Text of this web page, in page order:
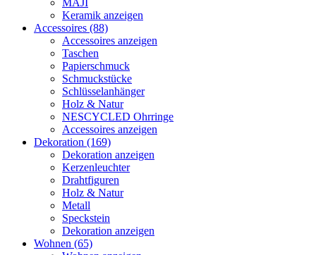
MAJI
Keramik anzeigen
Accessoires (88)
Accessoires anzeigen
Taschen
Papierschmuck
Schmuckstücke
Schlüsselanhänger
Holz & Natur
NESCYCLED Ohrringe
Accessoires anzeigen
Dekoration (169)
Dekoration anzeigen
Kerzenleuchter
Drahtfiguren
Holz & Natur
Metall
Speckstein
Dekoration anzeigen
Wohnen (65)